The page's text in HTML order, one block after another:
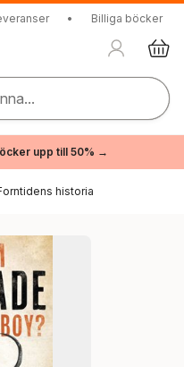
• Billiga böcker
upp till 50% →
historia